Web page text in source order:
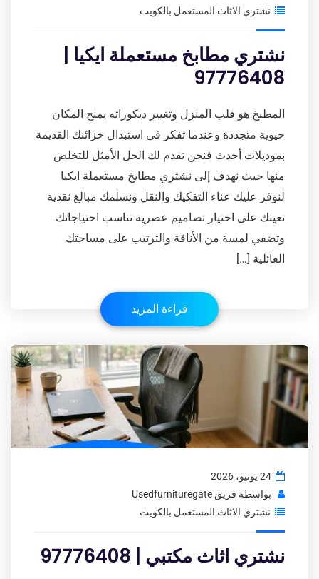
نشتري الاثاث المستعمل بالكويت
نشتري مطابخ مستعملة ايكيا |
97776408
المطبخ هو قلب المنزل وتغيير ديكوراته يمنح المكان
حيوية متجددة وعندما تفكر في استبدال خزائنك القديمة
بموديلات أحدث فنحن نقدم لك الحل الأمثل للتخلص
منها حيث نهدف إلى نشتري مطابخ مستعملة ايكيا
لنوفر عليك عناء التفكيك والنقل ونسلمك مبالغ نقدية
تعينك على اختيار تصاميم عصرية تناسب احتياجاتك
وتضفي لمسة من الأناقة والترتيب على مساحتك
العائلية […]
قراءة المزيد
24 يونيو، 2026
بواسطة فريق Usedfurnituregate
نشتري الاثاث المستعمل بالكويت
نشتري اثاث مكتبي | 97776408